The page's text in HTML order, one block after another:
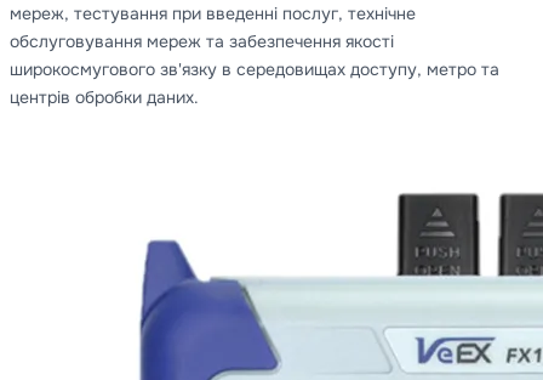
мереж, тестування при введенні послуг, технічне
обслуговування мереж та забезпечення якості
широкосмугового зв'язку в середовищах доступу, метро та
центрів обробки даних.